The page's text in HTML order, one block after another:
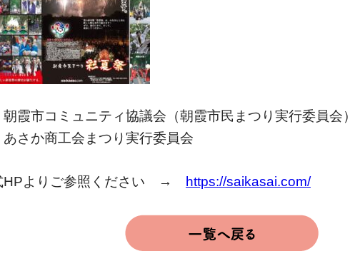
霞市コミュニティ協議会（朝霞市民まつり実行委員会）
さか商工会まつり実行委員会
HPよりご参照ください → https://saikasai.com/